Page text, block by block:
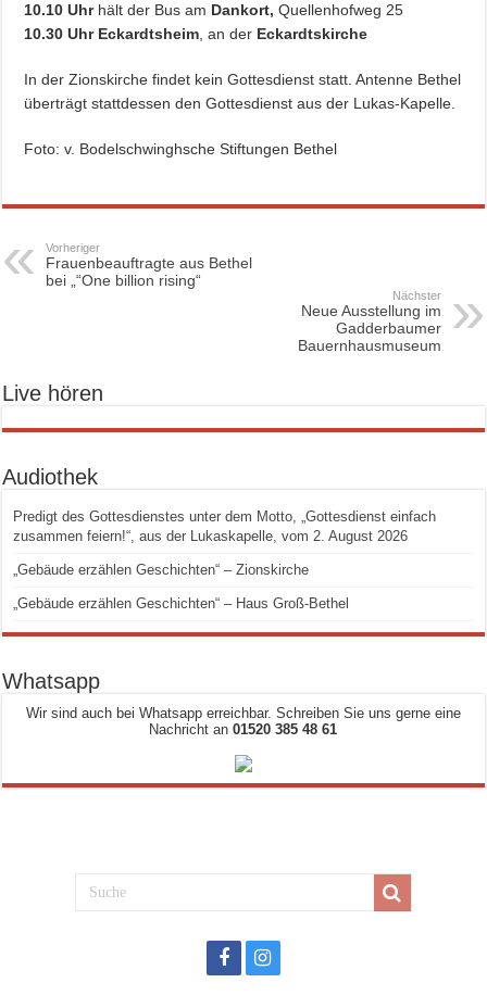
10.10 Uhrhält der Bus am Dankort,Quellenhofweg 25
10.30 Uhr Eckardtsheim, an der Eckardtskirche
In der Zionskirche findet kein Gottesdienst statt. Antenne Bethel
überträgt stattdessen den Gottesdienst aus der Lukas-Kapelle.
Foto: v. Bodelschwinghsche Stiftungen Bethel
Vorheriger
Frauenbeauftragte aus Bethel
bei „“One billion rising“
Nächster
Neue Ausstellung im
Gadderbaumer
Bauernhausmuseum
Live hören
Audiothek
Predigt des Gottesdienstes unter dem Motto, „Gottesdienst einfach
zusammen feiern!“, aus der Lukaskapelle, vom 2. August 2026
„Gebäude erzählen Geschichten“ – Zionskirche
„Gebäude erzählen Geschichten“ – Haus Groß-Bethel
Whatsapp
Wir sind auch bei Whatsapp erreichbar. Schreiben Sie uns gerne eine
Nachricht an01520 385 48 61